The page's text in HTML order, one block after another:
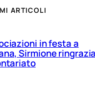
ARTICOLI
in festa a
Sirmione